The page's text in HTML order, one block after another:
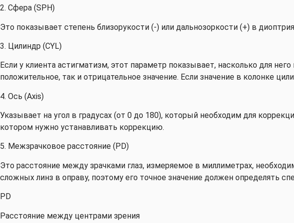
2. Сфера (SPH)
Это показывает степень близорукости (-) или дальнозоркости (+) в
3. Цилиндр (CYL)
Если у клиента астигматизм, этот параметр показывает, насколько для
положительное, так и отрицательное значение. Если значение в колонке
4. Ось (Axis)
Указывает на угол в градусах (от 0 до 180), который необходим для
котором нужно устанавливать коррекцию.
5. Межзрачковое расстояние (PD)
Это расстояние между зрачками глаз, измеряемое в миллиметрах,
сложных линз в оправу, поэтому его точное значение должен определять
PD
Расстояние между центрами зрения